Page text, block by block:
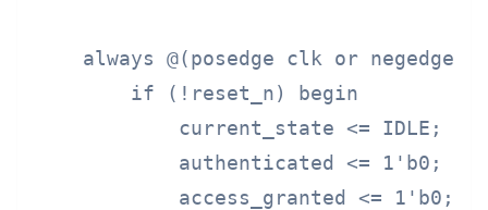
always @(posedge clk or negedge
        if (!reset_n) begin
            current_state <= IDLE;
            authenticated <= 1'b0;
            access_granted <= 1'b0;